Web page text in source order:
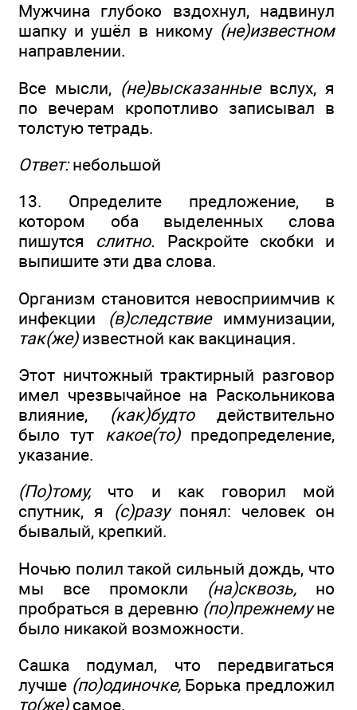
Мужчина глубоко вздохнул, надвинул
шапку и ушёл в никому (не)известном
направлении.
Все мысли, (не)высказанныевслух, я
по вечерам кропотливо записывал в
толстую тетрадь.
Ответ:небольшой
13. Определите предложение, в
котором оба выделенных слова
пишутся слитно. Раскройте скобки и
выпишите эти два слова.
Организм становится невосприимчив к
инфекции (в)следствиеиммунизации,
так(же)известной как вакцинация.
Этот ничтожный трактирный разговор
имел чрезвычайное на Раскольникова
влияние, (как)будтодействительно
было тут какое(то)предопределение,
указание.
(По)тому,что и как говорил мой
спутник, я (с)разупонял: человек он
бывалый, крепкий.
Ночью полил такой сильный дождь, что
мы все промокли (на)сквозь, но
пробраться в деревню (по)прежнемуне
было никакой возможности.
Сашка подумал, что передвигаться
лучше (по)одиночке,Борька предложил
то(же)самое.